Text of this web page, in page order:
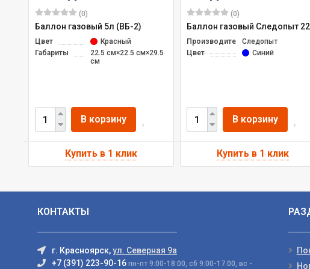
(0)
Баллон газовый 5л (ВБ-2)
Цвет
Красный
Габариты
22.5 см×22.5 см×29.5
см
В корзину
(0)
Баллон газовый Следопыт
ПроизводительСледопыт
Цвет
Синий
В корзину
КОНТАКТЫ
г. Красноярск,ул. Северная 9а
+7 (391) 223-90-16 пн-пт 9:00-18:00, сб 9:00-17:00, вс -